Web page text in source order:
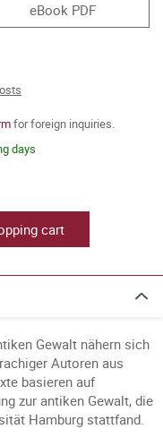
eBook PDF
for foreign inquiries.
days
cart
Gewalt nähern sich
Autoren aus
basieren auf
zur antiken Gewalt, die
Hamburg stattfand.